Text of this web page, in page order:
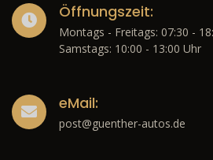
Öffnungszeit:
Montags - Freitags: 07:30 -
Samstags: 10:00 - 13:00 Uhr
eMail:
post@guenther-autos.de